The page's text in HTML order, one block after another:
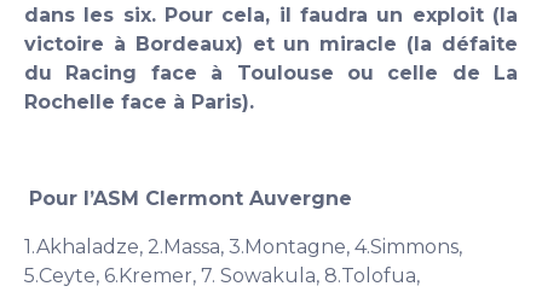
dans les six. Pour cela, il faudra un exploit (la
victoire à Bordeaux) et un miracle (la défaite
du Racing face à Toulouse ou celle de La
Rochelle face à Paris).
Pour l’ASM Clermont Auvergne
1.Akhaladze, 2.Massa, 3.Montagne, 4.Simmons,
5.Ceyte, 6.Kremer, 7. Sowakula, 8.Tolofua,